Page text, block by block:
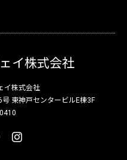
イ株式会社
イ株式会社
東神戸センタービルE棟3F